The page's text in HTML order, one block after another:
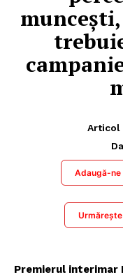
Articol
Adaugă-ne
Urmărește
Premierul interimar